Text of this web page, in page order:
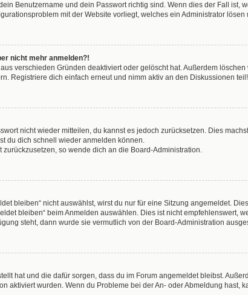
Benutzername und dein Passwort richtig sind. Wenn dies der Fall
mit der Website vorliegt, welches ein Administrator lösen
nicht mehr anmelden?!
verschieden Gründen deaktiviert oder gelöscht hat. Außerdem
Registriere dich einfach erneut und nimm aktiv an den Diskussionen teil!
nicht wieder mitteilen, du kannst es jedoch zurücksetzen. Dies
du dich schnell wieder anmelden können.
so wende dich an die Board-Administration.
bleiben“ nicht auswählst, wirst du nur für eine Sitzung angemeldet.
bleiben“ beim Anmelden auswählen. Dies ist nicht empfehlenswert,
steht, dann wurde sie vermutlich von der Board-Administration
hat und die dafür sorgen, dass du im Forum angemeldet bleibst.
aktiviert wurden. Wenn du Probleme bei der An- oder Abmeldung hast,